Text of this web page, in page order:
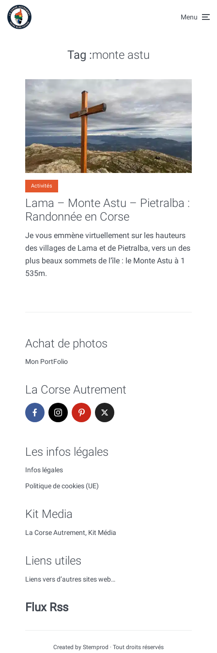
Menu
Tag :monte astu
Activités
Lama – Monte Astu – Pietralba :
Randonnée en Corse
Je vous emmène virtuellement sur les hauteurs
des villages de Lama et de Pietralba, vers un des
plus beaux sommets de l’île : le Monte Astu à 1
535m.
Achat de photos
Mon PortFolio
La Corse Autrement
Les infos légales
Infos légales
Politique de cookies (UE)
Kit Media
La Corse Autrement, Kit Média
Liens utiles
Liens vers d’autres sites web…
Flux Rss
Created by Stemprod · Tout droits réservés